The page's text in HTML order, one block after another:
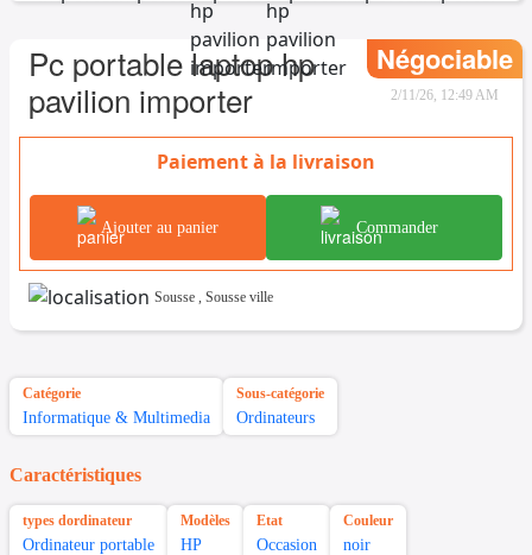
Pc portable laptop hp
pavilion importer
Négociable
2/11/26, 12:49 AM
Paiement à la livraison
Ajouter au panier Commander
Sousse , Sousse ville
Catégorie
Informatique & Multimedia
Sous-catégorie
Ordinateurs
Caractéristiques
types dordinateur
Ordinateur portable
Modèles
HP
Etat
Occasion
Couleur
noir